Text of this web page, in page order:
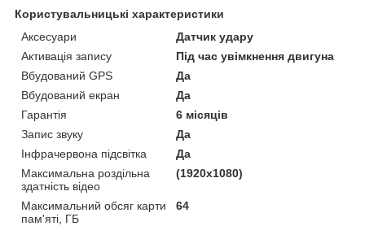
Користувальницькі характеристики
Аксесуари
Датчик удару
Активація запису
Під час увімкнення двигуна
Вбудований GPS
Да
Вбудований екран
Да
Гарантія
6 місяців
Запис звуку
Да
Інфрачервона підсвітка
Да
Максимальна роздільна
здатність відео
(1920х1080)
Максимальний обсяг карти
пам'яті, ГБ
64